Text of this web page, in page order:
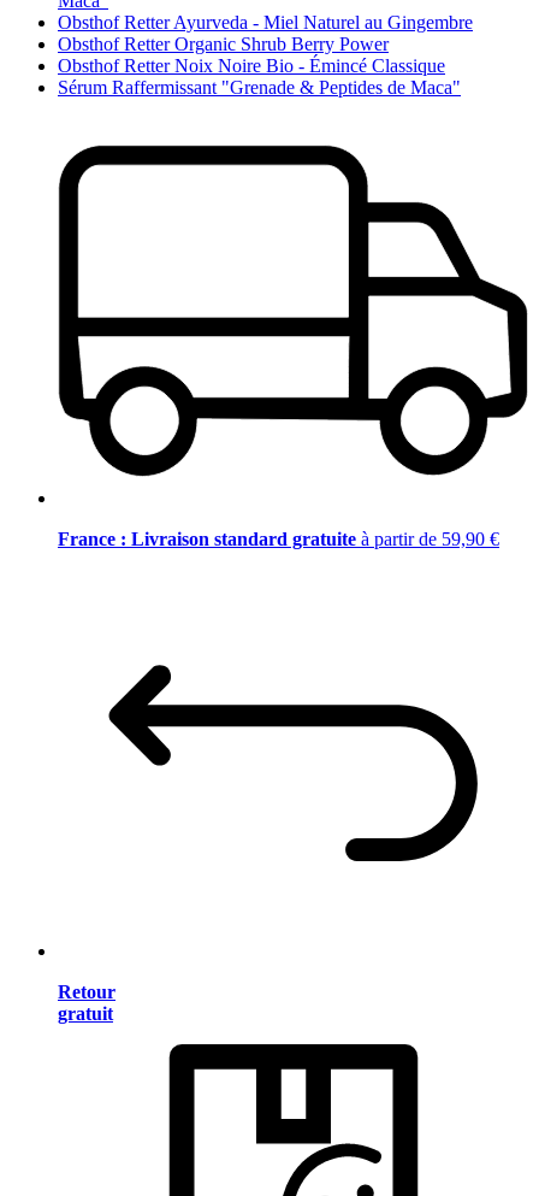
Obsthof Retter Ayurveda - Miel Naturel au Gingembre
Obsthof Retter Organic Shrub Berry Power
Obsthof Retter Noix Noire Bio - Émincé Classique
Sérum Raffermissant "Grenade & Peptides de Maca"
France : Livraison standard gratuite à partir de 59,90 €
Retour
gratuit